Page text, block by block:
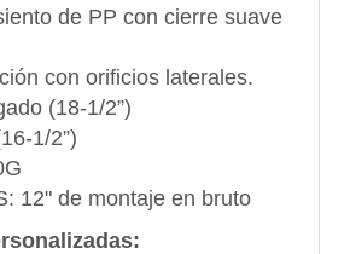
de PP con cierre suave
con orificios laterales.
(18-1/2”)
1/2”)
12" de montaje en bruto